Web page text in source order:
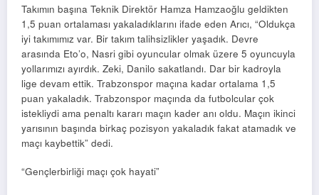
Takımın başına Teknik Direktör Hamza Hamzaoğlu geldikten
1,5 puan ortalaması yakaladıklarını ifade eden Arıcı, “Oldukça
iyi takımımız var. Bir takım talihsizlikler yaşadık. Devre
arasında Eto’o, Nasri gibi oyuncular olmak üzere 5 oyuncuyla
yollarımızı ayırdık. Zeki, Danilo sakatlandı. Dar bir kadroyla
lige devam ettik. Trabzonspor maçına kadar ortalama 1,5
puan yakaladık. Trabzonspor maçında da futbolcular çok
istekliydi ama penaltı kararı maçın kader anı oldu. Maçın ikinci
yarısının başında birkaç pozisyon yakaladık fakat atamadık ve
maçı kaybettik” dedi.
“Gençlerbirliği maçı çok hayati”